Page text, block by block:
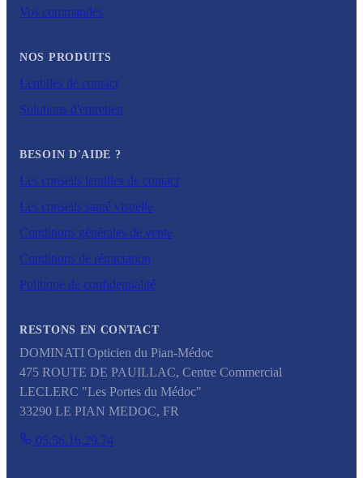
Vos commandes
NOS PRODUITS
Lentilles de contact
Solutions d'entretien
BESOIN D'AIDE ?
Les conseils lentilles de contact
Les conseils santé visuelle
Conditions générales de vente
Conditions de rétractation
Politique de confidentialité
RESTONS EN CONTACT
DOMINATI Opticien du Pian-Médoc
475 ROUTE DE PAUILLAC, Centre Commercial
LECLERC "Les Portes du Médoc"
33290 LE PIAN MEDOC, FR
05.56.16.29.74